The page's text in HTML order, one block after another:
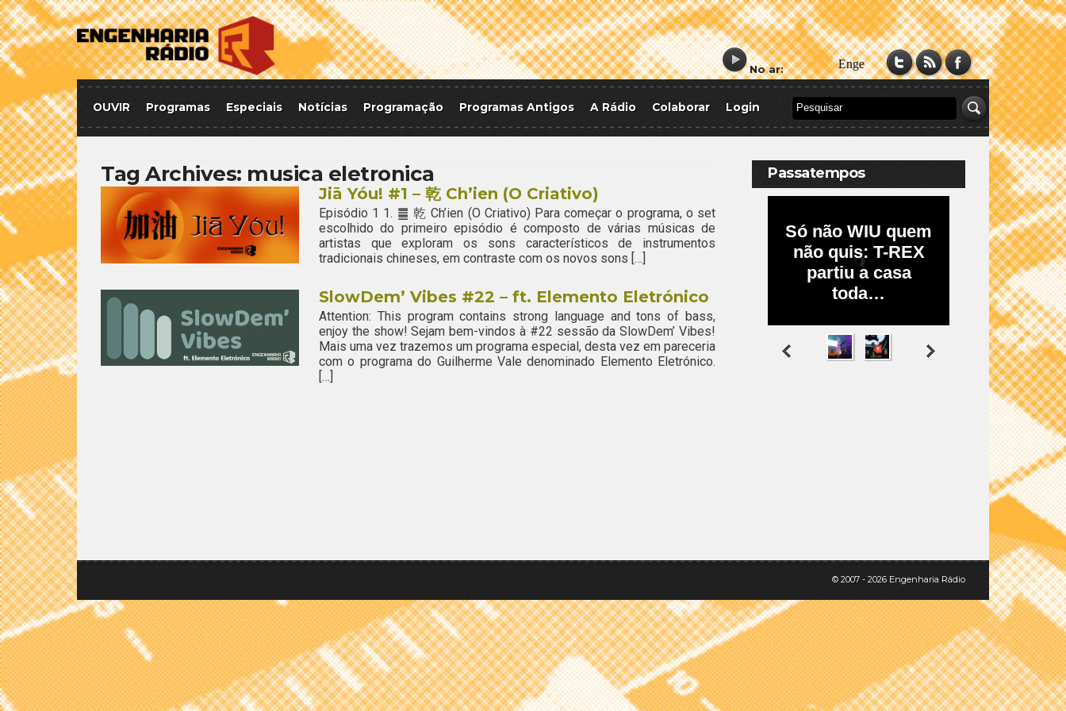
No ar:
OUVIR Programas Especiais Notícias Programação Programas Antigos A Rádio Colaborar Login
Tag Archives: musica eletronica
Jiā Yóu! #1 – 乾 Ch’ien (O Criativo)
Episódio 1 1. ䷀ 乾 Ch’ien (O Criativo) Para começar o programa, o set
escolhido do primeiro episódio é composto de várias músicas de
artistas que exploram os sons característicos de instrumentos
tradicionais chineses, em contraste com os novos sons […]
SlowDem’ Vibes #22 – ft. Elemento Eletrónico
Attention: This program contains strong language and tons of bass,
enjoy the show! Sejam bem-vindos à #22 sessão da SlowDem’ Vibes!
Mais uma vez trazemos um programa especial, desta vez em pareceria
com o programa do Guilherme Vale denominado Elemento Eletrónico.
[…]
Passatempos
© 2007 - 2026 Engenharia Rádio